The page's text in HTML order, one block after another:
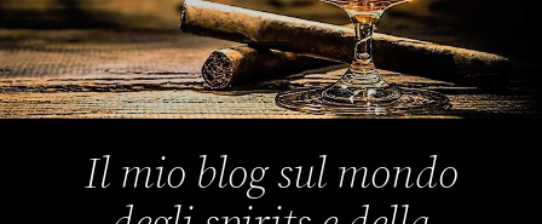
Il mio blog sul mondo